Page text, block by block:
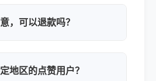
，可以退款吗？
地区的点赞用户？